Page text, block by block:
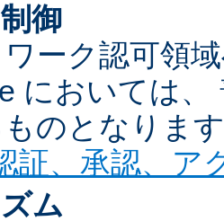
御
ーク認可領
においては
のとなりま
証、承認、ア
ム